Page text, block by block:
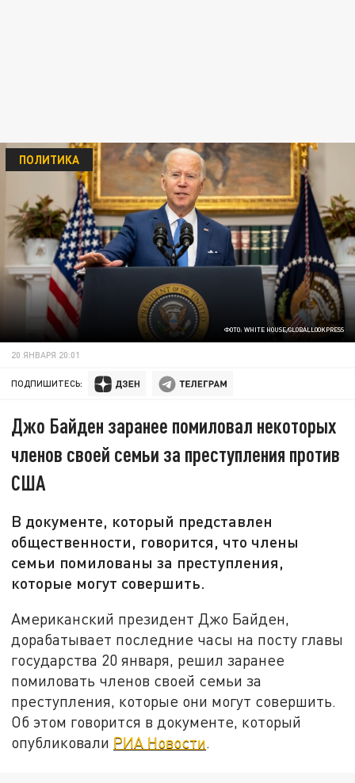
ФОТО: WHITE HOUSE/GLOBALLOOKPRESS
ПОЛИТИКА
20 ЯНВАРЯ 20:01
ПОДПИШИТЕСЬ:
Джо Байден заранее помиловал некоторых
членов своей семьи за преступления против
США
В документе, который представлен
общественности, говорится, что члены
семьи помилованы за преступления,
которые могут совершить.
Американский президент Джо Байден,
дорабатывает последние часы на посту главы
государства 20 января, решил заранее
помиловать членов своей семьи за
преступления, которые они могут совершить.
Об этом говорится в документе, который
опубликовали РИА Новости.